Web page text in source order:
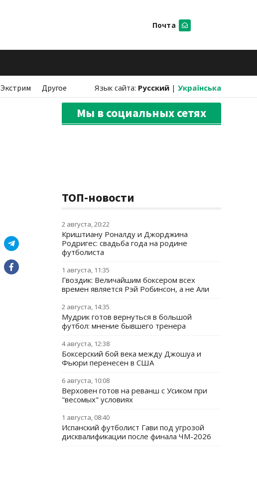
Почта
Экстрим Другое Язык сайта: Русский | Українська
Мы в социальных сетях
ТОП-новости
2 августа, 20:22
Криштиану Роналду и Джорджина
Родригес: свадьба года на родине
футболиста
1 августа, 11:35
Гвоздик: Величайшим боксером всех
времен является Рэй Робинсон, а не Али
2 августа, 14:35
Мудрик готов вернуться в большой
футбол: мнение бывшего тренера
4 августа, 12:38
Боксерский бой века между Джошуа и
Фьюри перенесен в США
6 августа, 10:08
Верховен готов на реванш с Усиком при
"весомых" условиях
1 августа, 08:40
Испанский футболист Гави под угрозой
дисквалификации после финала ЧМ-2026